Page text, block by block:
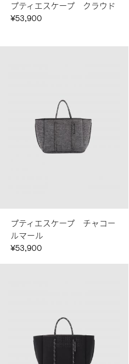
プティエスケープ クラウド
¥53,900
プティエスケープ チャコー
ルマール
¥53,900